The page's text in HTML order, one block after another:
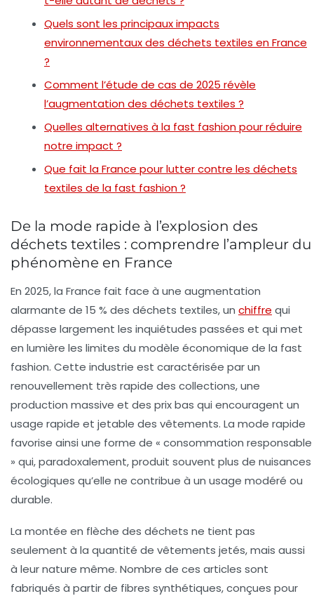
Quels sont les principaux impacts
environnementaux des déchets textiles en France
?
Comment l’étude de cas de 2025 révèle
l’augmentation des déchets textiles ?
Quelles alternatives à la fast fashion pour réduire
notre impact ?
Que fait la France pour lutter contre les déchets
textiles de la fast fashion ?
De la mode rapide à l’explosion des
déchets textiles : comprendre l’ampleur du
phénomène en France
En 2025, la France fait face à une augmentation
alarmante de 15 % des déchets textiles, un chiffre qui
dépasse largement les inquiétudes passées et qui met
en lumière les limites du modèle économique de la fast
fashion. Cette industrie est caractérisée par un
renouvellement très rapide des collections, une
production massive et des prix bas qui encouragent un
usage rapide et jetable des vêtements. La mode rapide
favorise ainsi une forme de « consommation responsable
» qui, paradoxalement, produit souvent plus de nuisances
écologiques qu’elle ne contribue à un usage modéré ou
durable.
La montée en flèche des déchets ne tient pas
seulement à la quantité de vêtements jetés, mais aussi
à leur nature même. Nombre de ces articles sont
fabriqués à partir de fibres synthétiques, conçues pour